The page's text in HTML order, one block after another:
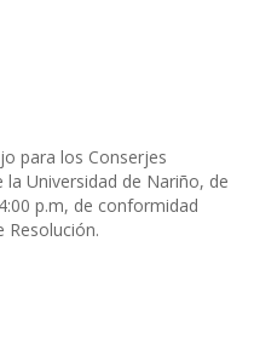
para los Conserjes
la Universidad de Nariño, de
p.m, de conformidad
Resolución.